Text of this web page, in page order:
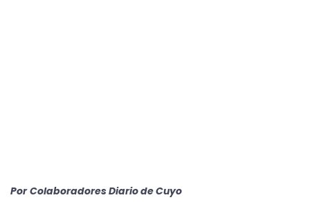
Por Colaboradores Diario de Cuyo